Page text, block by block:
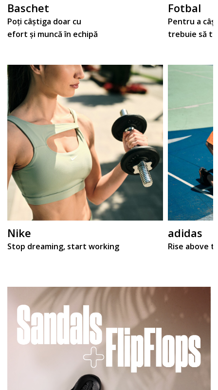
Baschet
Poți câștiga doar cu
efort și muncă în echipă
Fotbal
Pentru a
trebuie să
Nike
Stop dreaming, start working
adidas
Rise above